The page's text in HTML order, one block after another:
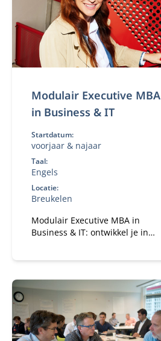
Modulair Executive MBA
in Business & IT
Startdatum:
voorjaar & najaar
Taal:
Engels
Locatie:
Breukelen
Modulair Executive MBA in
Business & IT: ontwikkel je in
ervaren professionals.